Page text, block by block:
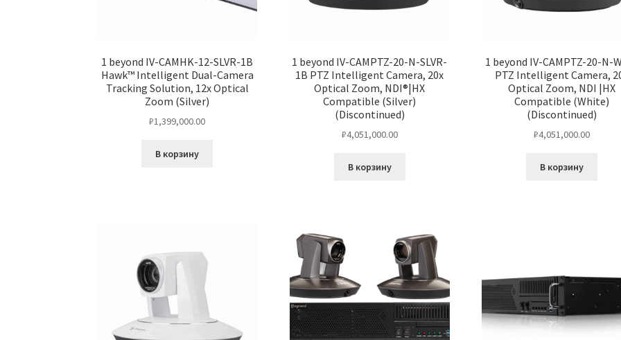
1 beyond IV-CAMHK-12-SLVR-1B
Hawk™ Intelligent Dual-Camera
Tracking Solution, 12x Optical
Zoom (Silver)
₽1,399,000.00
В корзину
1 beyond IV-CAMPTZ-20-N-SLVR-
1B PTZ Intelligent Camera, 20x
Optical Zoom, NDI®|HX
Compatible (Silver)
(Discontinued)
₽4,051,000.00
В корзину
1 beyond IV-CAMPTZ-20-N-
PTZ Intelligent Camera,
Optical Zoom, NDI |HX
Compatible (White)
(Discontinued)
₽4,051,000.00
В корзину